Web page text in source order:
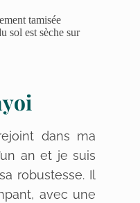
tamisée
sol est sèche sur
dans ma
an et je suis
robustesse. Il
avec une